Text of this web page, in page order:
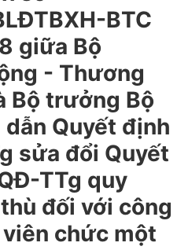
BTC
giữa Bộ
- Thương
Bộ trưởng Bộ
Quyết định
sửa đổi Quyết
TTg quy
đối với công
viên chức một